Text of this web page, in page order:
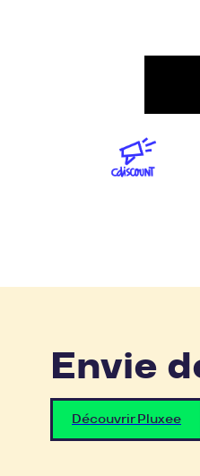
Envie
Découvrir Pluxee